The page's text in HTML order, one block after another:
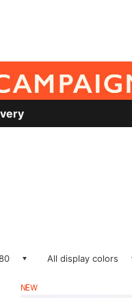
All display colors
NEW